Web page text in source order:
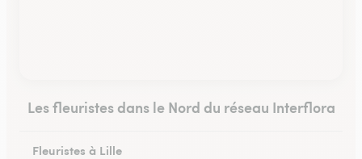
Les fleuristes dans le Nord du réseau Interflora
Fleuristes à Lille